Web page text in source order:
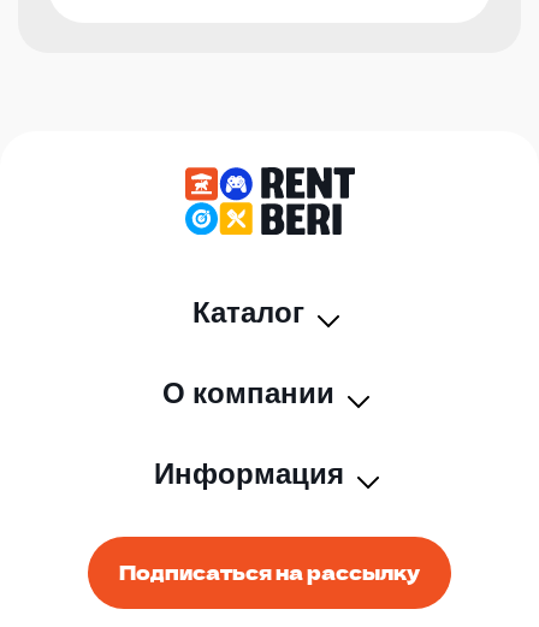
Каталог
О компании
Информация
Подписаться на рассылку